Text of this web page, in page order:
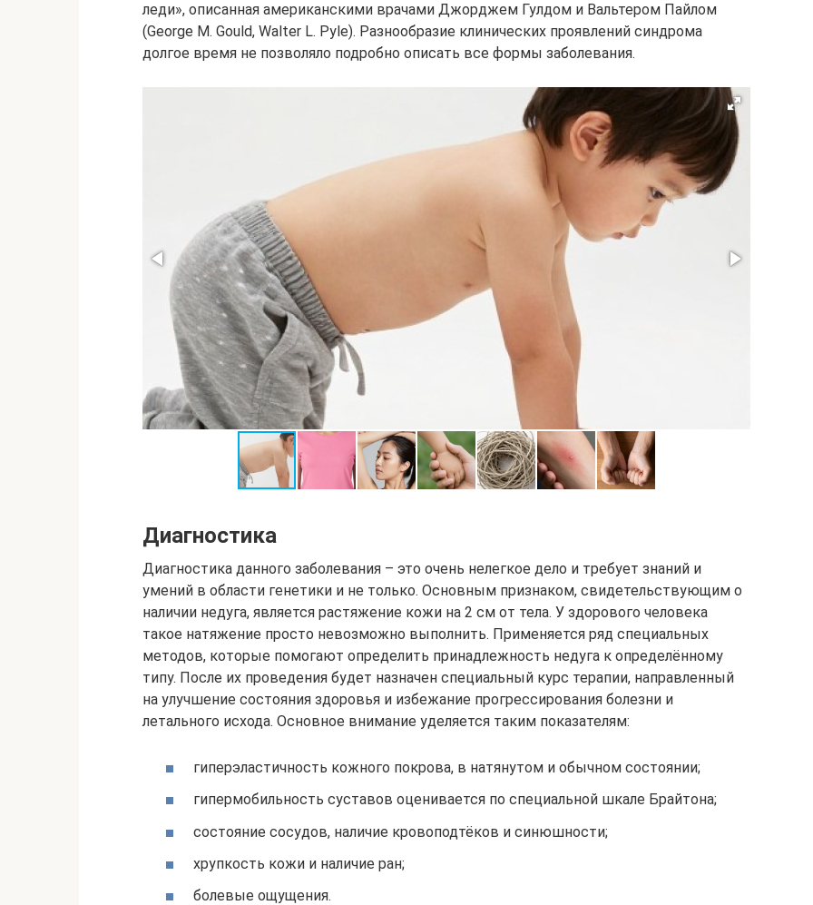
леди», описанная американскими врачами Джорджем Гулдом и Вальтером Пайлом
(George M. Gould, Walter L. Pyle). Разнообразие клинических проявлений синдрома
долгое время не позволяло подробно описать все формы заболевания.
Диагностика
Диагностика данного заболевания – это очень нелегкое дело и требует знаний и
умений в области генетики и не только. Основным признаком, свидетельствующим о
наличии недуга, является растяжение кожи на 2 см от тела. У здорового человека
такое натяжение просто невозможно выполнить. Применяется ряд специальных
методов, которые помогают определить принадлежность недуга к определённому
типу. После их проведения будет назначен специальный курс терапии, направленный
на улучшение состояния здоровья и избежание прогрессирования болезни и
летального исхода. Основное внимание уделяется таким показателям:
гиперэластичность кожного покрова, в натянутом и обычном состоянии;
гипермобильность суставов оценивается по специальной шкале Брайтона;
состояние сосудов, наличие кровоподтёков и синюшности;
хрупкость кожи и наличие ран;
болевые ощущения.